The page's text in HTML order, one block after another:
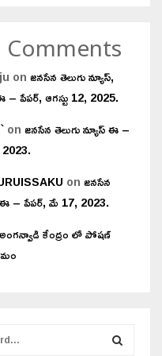
Comments
onజనసేన తెలుగు న్యూస్,
– పేపర్, ఆగస్టు 12, 2025.
onజనసేన తెలుగు న్యూస్ ఈ –
onజనసేన
ఈ – పేపర్, మే 17, 2023.
అంగన్వాడి కేంద్రం లో పోషణ్